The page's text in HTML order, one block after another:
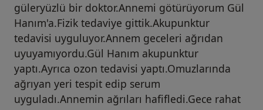
güleryüzlü bir doktor.Annemi götürüyorum Gül
Hanım'a.Fizik tedaviye gittik.Akupunktur
tedavisi uyguluyor.Annem geceleri ağrıdan
uyuyamıyordu.Gül Hanım akupunktur
yaptı.Ayrıca ozon tedavisi yaptı.Omuzlarında
ağrıyan yeri tespit edip serum
uyguladı.Annemin ağrıları hafifledi.Gece rahat